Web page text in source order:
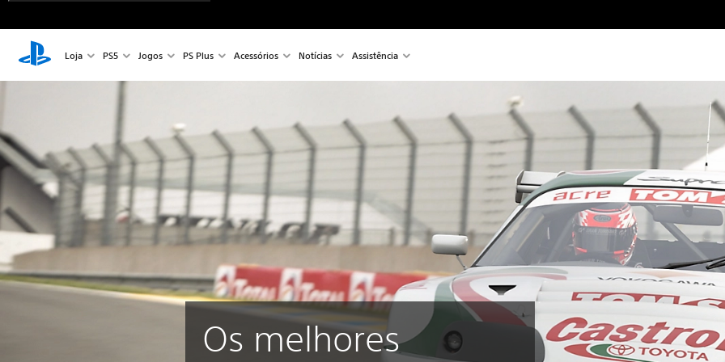
Loja PS5 Jogos PS Plus Acessórios Notícias Assistência
Os melhores